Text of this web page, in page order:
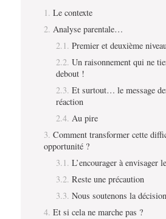
Le contexte
Analyse parentale…
Premier et deuxième
Un raisonnement qui ne
debout !
Et surtout… le message
réaction
Au pire
Comment transformer cette
opportunité ?
L’encourager à envisager
Reste une précaution
Nous soutenons la décision
Et si cela ne marche pas ?